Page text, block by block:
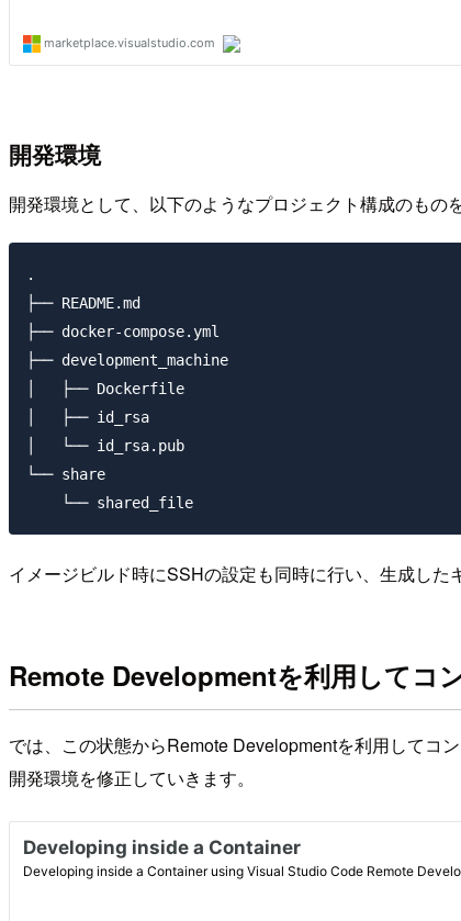
開発環境
開発環境として、以下のようなプロジェクト構成のもの
.
├── README.md
├── docker-compose.yml
├── development_machine
│   ├── Dockerfile
│   ├── id_rsa
│   └── id_rsa.pub
└── share
イメージビルド時にSSHの設定も同時に行い、生成した
Remote Developmentを利用してコ
では、この状態からRemote Developmentを利用してコ
開発環境を修正していきます。